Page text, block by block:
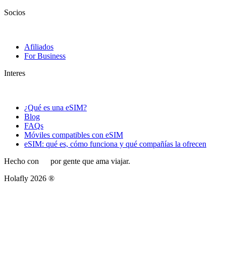
Socios
Afiliados
For Business
Interes
¿Qué es una eSIM?
Blog
FAQs
Móviles compatibles con eSIM
eSIM: qué es, cómo funciona y qué compañías la ofrecen
Hecho con
por gente que ama viajar.
Holafly 2026 ®